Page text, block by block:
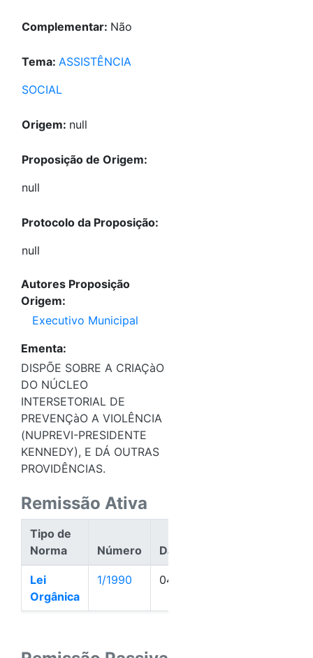
Complementar: Não
Tema: ASSISTÊNCIA
SOCIAL
Origem: null
Proposição de Origem:
null
Protocolo da Proposição:
null
Autores Proposição
Origem:
Executivo Municipal
Ementa:
DISPÕE SOBRE A CRIAÇàO
DO NÚCLEO
INTERSETORIAL DE
PREVENÇàO A VIOLÊNCIA
(NUPREVI-PRESIDENTE
KENNEDY), E DÁ OUTRAS
PROVIDÊNCIAS.
Remissão Ativa
Tipo de
Norma
Número Data
Lei
Orgânica
1/1990 04/01/1990